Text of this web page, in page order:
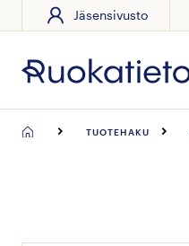
sisältöön
Jäsensivusto
TUOTEHAKU